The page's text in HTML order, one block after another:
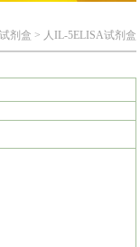
剂盒 > 人IL-5ELISA试剂盒